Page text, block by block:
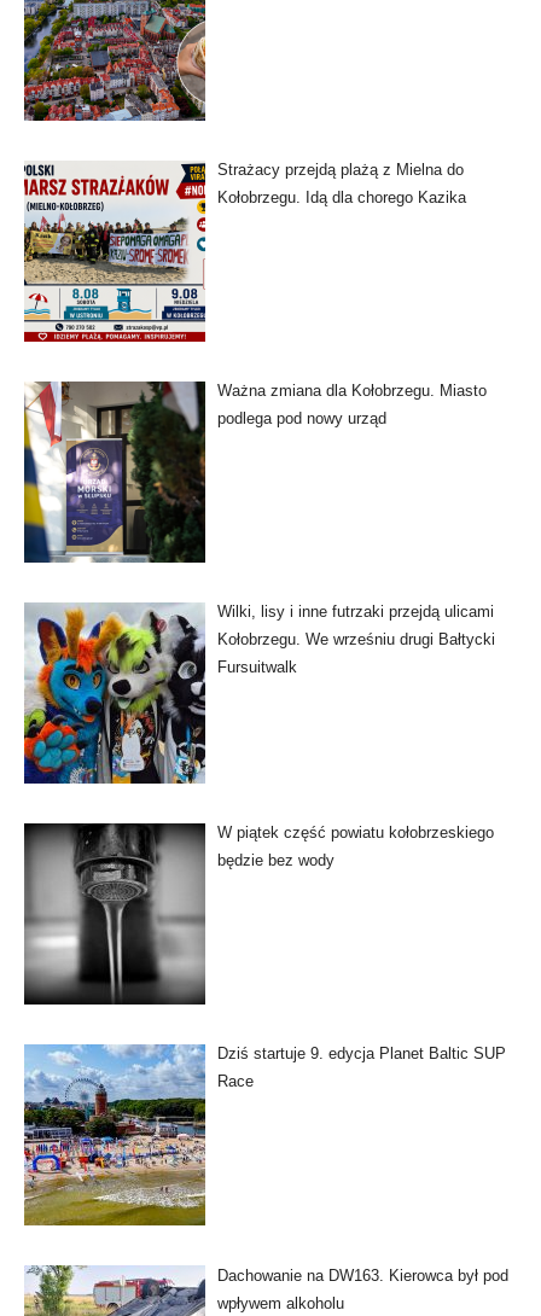
Strażacy przejdą plażą z Mielna do
Kołobrzegu. Idą dla chorego Kazika
Ważna zmiana dla Kołobrzegu. Miasto
podlega pod nowy urząd
Wilki, lisy i inne futrzaki przejdą ulicami
Kołobrzegu. We wrześniu drugi Bałtycki
Fursuitwalk
W piątek część powiatu kołobrzeskiego
będzie bez wody
Dziś startuje 9. edycja Planet Baltic SUP
Race
Dachowanie na DW163. Kierowca był pod
wpływem alkoholu